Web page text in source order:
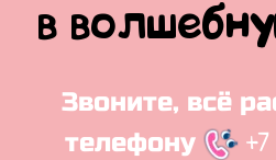
в
Звоните, всё
телефону